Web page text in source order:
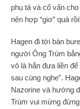
phụ tá và cố vấn
nên hợp “giơ” quá rồi!
Hagen đi tới bàn
người Ông Trùm
vô là hắn đưa liền
sau cùng nghe”.
Nazorine và hướng
Trùm vui mừng